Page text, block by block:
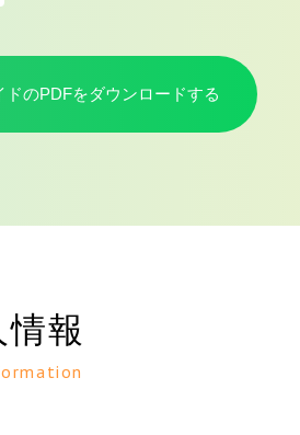
ドのPDFをダウンロードする
報